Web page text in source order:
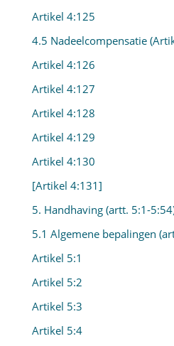
Artikel 4:125
4.5 Nadeelcompensatie
Artikel 4:126
Artikel 4:127
Artikel 4:128
Artikel 4:129
Artikel 4:130
[Artikel 4:131]
5. Handhaving (artt. 5:1-
5.1 Algemene bepalingen
Artikel 5:1
Artikel 5:2
Artikel 5:3
Artikel 5:4